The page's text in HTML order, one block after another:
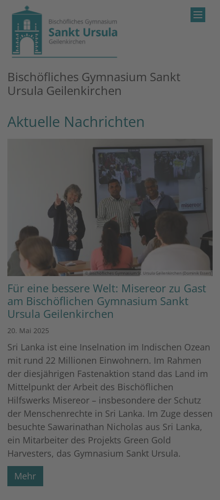
Zum Inhalt springen
Bischöfliches Gymnasium Sankt
Ursula Geilenkirchen
Aktuelle Nachrichten
© Bischöfliches Gymnasium St. Ursula Geilenkirchen (Dominik Esser)
Für eine bessere Welt: Misereor zu Gast
am Bischöflichen Gymnasium Sankt
Ursula Geilenkirchen
20. Mai 2025
Sri Lanka ist eine Inselnation im Indischen Ozean
mit rund 22 Millionen Einwohnern. Im Rahmen
der diesjährigen Fastenaktion stand das Land im
Mittelpunkt der Arbeit des Bischöflichen
Hilfswerks Misereor – insbesondere der Schutz
der Menschenrechte in Sri Lanka. Im Zuge dessen
besuchte Sawarinathan Nicholas aus Sri Lanka,
ein Mitarbeiter des Projekts Green Gold
Harvesters, das Gymnasium Sankt Ursula.
Mehr